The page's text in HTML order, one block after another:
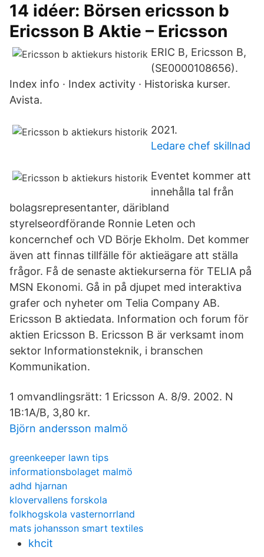
14 idéer: Börsen ericsson b
Ericsson B Aktie – Ericsson
ERIC B, Ericsson B,
(SE0000108656).
Index info · Index activity · Historiska kurser.
Avista.
2021.
Ledare chef skillnad
Eventet kommer att
innehålla tal från
bolagsrepresentanter, däribland
styrelseordförande Ronnie Leten och
koncernchef och VD Börje Ekholm. Det kommer
även att finnas tillfälle för aktieägare att ställa
frågor. Få de senaste aktiekurserna för TELIA på
MSN Ekonomi. Gå in på djupet med interaktiva
grafer och nyheter om Telia Company AB.
Ericsson B aktiedata. Information och forum för
aktien Ericsson B. Ericsson B är verksamt inom
sektor Informationsteknik, i branschen
Kommunikation.
1 omvandlingsrätt: 1 Ericsson A. 8/9. 2002. N
1B:1A/B, 3,80 kr.
Björn andersson malmö
greenkeeper lawn tips
informationsbolaget malmö
adhd hjarnan
klovervallens forskola
folkhogskola vasternorrland
mats johansson smart textiles
khcit